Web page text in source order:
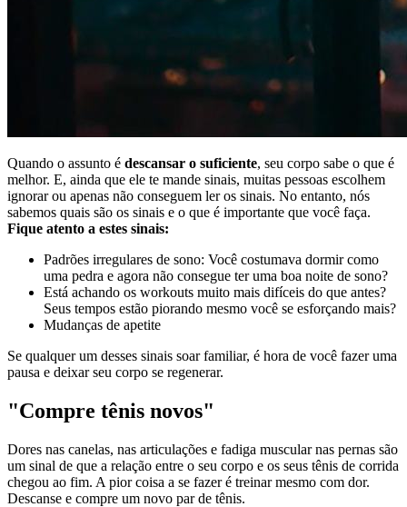
Quando o assunto é descansar o suficiente, seu corpo sabe o que é
melhor. E, ainda que ele te mande sinais, muitas pessoas escolhem
ignorar ou apenas não conseguem ler os sinais. No entanto, nós
sabemos quais são os sinais e o que é importante que você faça.
Fique atento a estes sinais:
Padrões irregulares de sono: Você costumava dormir como
uma pedra e agora não consegue ter uma boa noite de sono?
Está achando os workouts muito mais difíceis do que antes?
Seus tempos estão piorando mesmo você se esforçando mais?
Mudanças de apetite
Se qualquer um desses sinais soar familiar, é hora de você fazer uma
pausa e deixar seu corpo se regenerar.
"Compre tênis novos"
Dores nas canelas, nas articulações e fadiga muscular nas pernas são
um sinal de que a relação entre o seu corpo e os seus tênis de corrida
chegou ao fim. A pior coisa a se fazer é treinar mesmo com dor.
Descanse e compre um novo par de tênis.